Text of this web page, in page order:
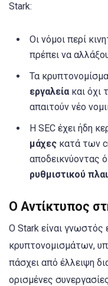
Stark:
Οι νόμοι περί
πρέπει να
Τα
εργαλεία και όχι
απαιτούν νέο
Η SEC έχει ήδη
μάχες κατά των
αποδεικνύοντας
ρυθμιστικού
Ο Αντίκτυπος
Ο Stark είναι γνωστός
κρυπτονομισμάτων,
πάσχει από έλλειψη
ορισμένες